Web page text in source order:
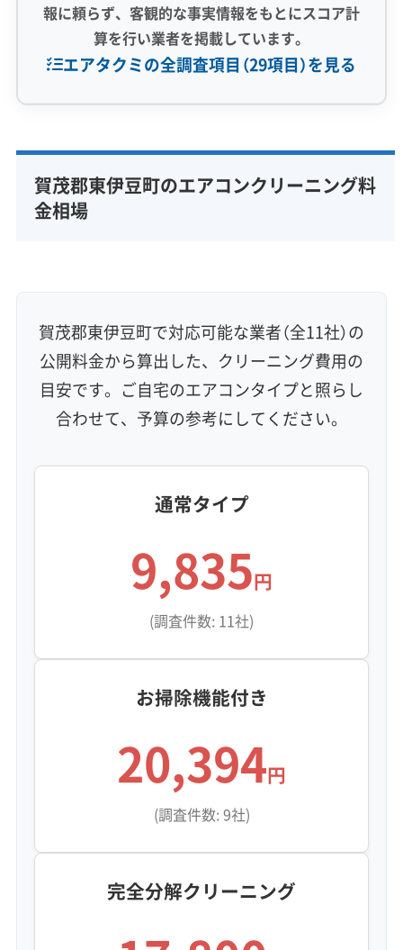
報に頼らず、客観的な事実情報をもとにスコア計
算を行い業者を掲載しています。
エアタクミの全調査項目（29項目）を見る
完全分解洗浄 部分クリーニング
実績10年以上
資格保有スタッフ
エコ洗剤使用
アレルギー対策
ハウスダスト除去
地域密着型
フランチャイズ
利便性・サービス (12)
定額料金 複数台割引 初回割引
定期メンテナンス
賀茂郡東伊豆町のエアコンクリーニング料
金相場
賀茂郡東伊豆町で対応可能な業者（全11社）の
公開料金から算出した、クリーニング費用の
目安です。ご自宅のエアコンタイプと照らし
合わせて、予算の参考にしてください。
通常タイプ
9,835円
(調査件数: 11社)
お掃除機能付き
20,394円
(調査件数: 9社)
完全分解クリーニング